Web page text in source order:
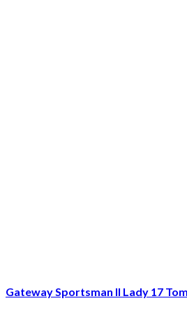
Gateway Sportsman II Lady 17